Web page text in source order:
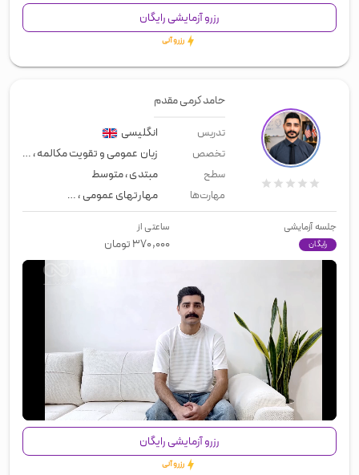
رزرو آزمایشی رایگان
رزرو آنی
حامد کرمی مقدم
تدریس انگلیسی
تخصص زبان عمومی و تقویت مکالمه،معلم
سطح مبتدی،متوسط
مهارت‌ها مهارتهای عمومی،زبان عمومی
جلسه آزمایشی
رایگان
ساعتی از
۳۷۰,۰۰۰تومان
00:00/01:58
رزرو آزمایشی رایگان
رزرو آنی